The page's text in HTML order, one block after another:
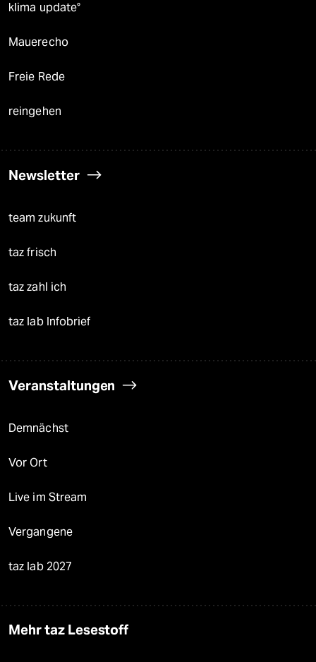
klima update°
Mauerecho
Freie Rede
reingehen
Newsletter
team zukunft
taz frisch
taz zahl ich
taz lab Infobrief
Veranstaltungen
Demnächst
Vor Ort
Live im Stream
Vergangene
taz lab 2027
Mehr taz Lesestoff